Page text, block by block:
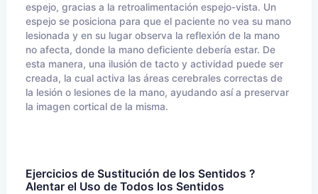
espejo, gracias a la retroalimentación espejo-vista. Un
espejo se posiciona para que el paciente no vea su mano
lesionada y en su lugar observa la reflexión de la mano
no afecta, donde la mano deficiente debería estar. De
esta manera, una ilusión de tacto y actividad puede ser
creada, la cual activa las áreas cerebrales correctas de
la lesión o lesiones de la mano, ayudando así a preservar
la imagen cortical de la misma.
Ejercicios de Sustitución de los Sentidos ?
Alentar el Uso de Todos los Sentidos